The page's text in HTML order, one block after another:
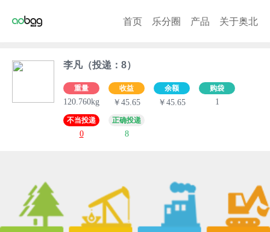
首页 乐分圈 产品 关于奥北
李凡（投递：8）
重量
120.760kg
收益
￥45.65
余额
￥45.65
购袋
1
不当投递
0
正确投递
8